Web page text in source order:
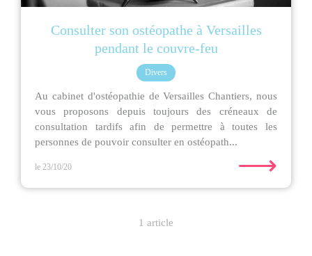
Consulter son ostéopathe à Versailles
pendant le couvre-feu
Divers
Au cabinet d'ostéopathie de Versailles Chantiers, nous
vous proposons depuis toujours des créneaux de
consultation tardifs afin de permettre à toutes les
personnes de pouvoir consulter en ostéopath...
le 23/10/20 ⟶
1 article